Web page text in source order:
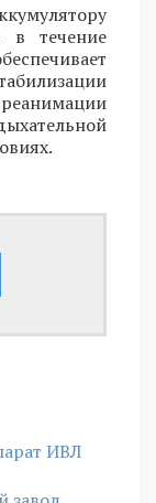
в течение
ИВЛ